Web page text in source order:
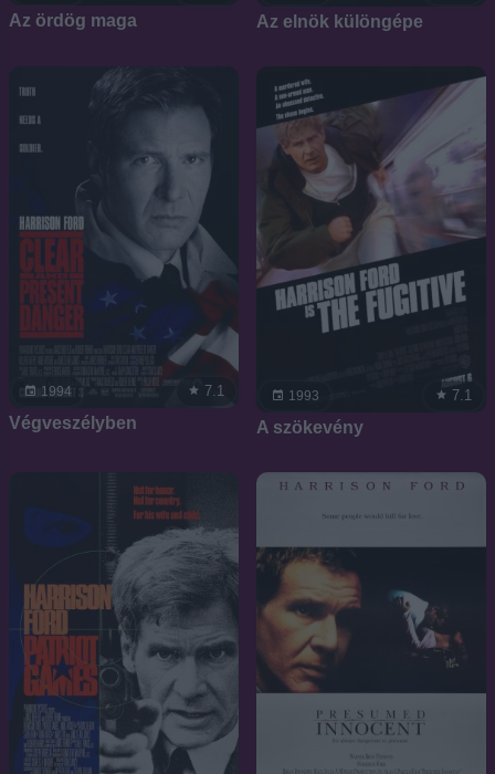
Az ördög maga Az elnök különgépe
1994 7.1
Végveszélyben
1993 7.1
A szökevény